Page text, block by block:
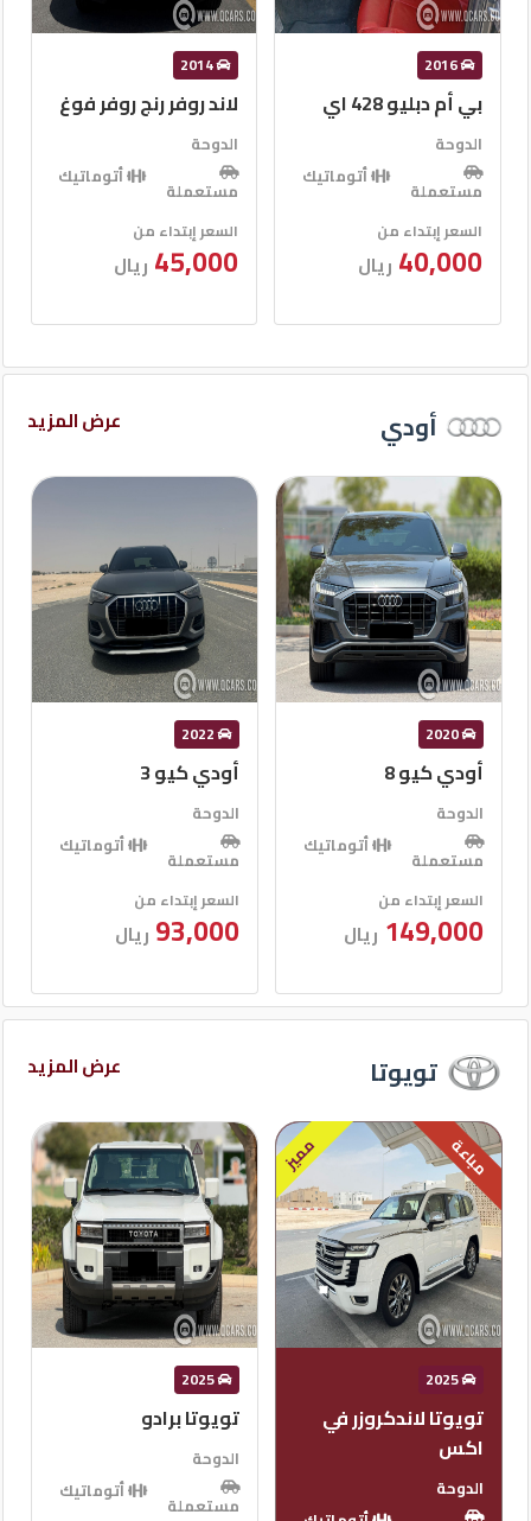
2014
لاند روفر رنج روفر فوغ
الدوحة
مستعملة
أتوماتيك
السعر إبتداء من
45,000ريال
2021
لاند روفر رينج روڤر
سبورت
الدوحة
مستعملة
السعر إبتداء من
145,000
أودي عرض المزيد
2022
أودي كيو 3
الدوحة
مستعملة
أتوماتيك
السعر إبتداء من
93,000 ريال
2012
أودي اي 8
الدوحة
مستعملة
أتوماتيك
السعر إبتداء من
45,000 ريال
تويوتا عرض المزيد
2025
تويوتا برادو
الدوحة
مستعملة
2013
تويوتا جي اكس ار
الدوحة
مستعملة
أتوماتيك